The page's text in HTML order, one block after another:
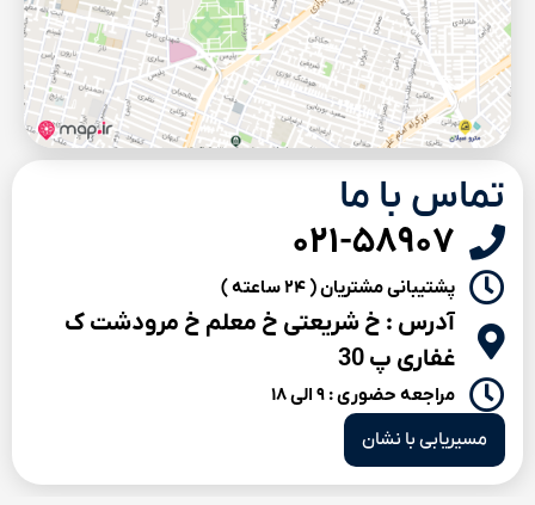
تماس با ما
۰۲۱-۵۸۹۰۷
پشتیبانی مشتریان ( ۲۴ ساعته )
آدرس : خ شریعتی خ معلم خ مرودشت ک
غفاری پ 30
مراجعه حضوری : ۹ الی ۱۸
مسیریابی با نشان